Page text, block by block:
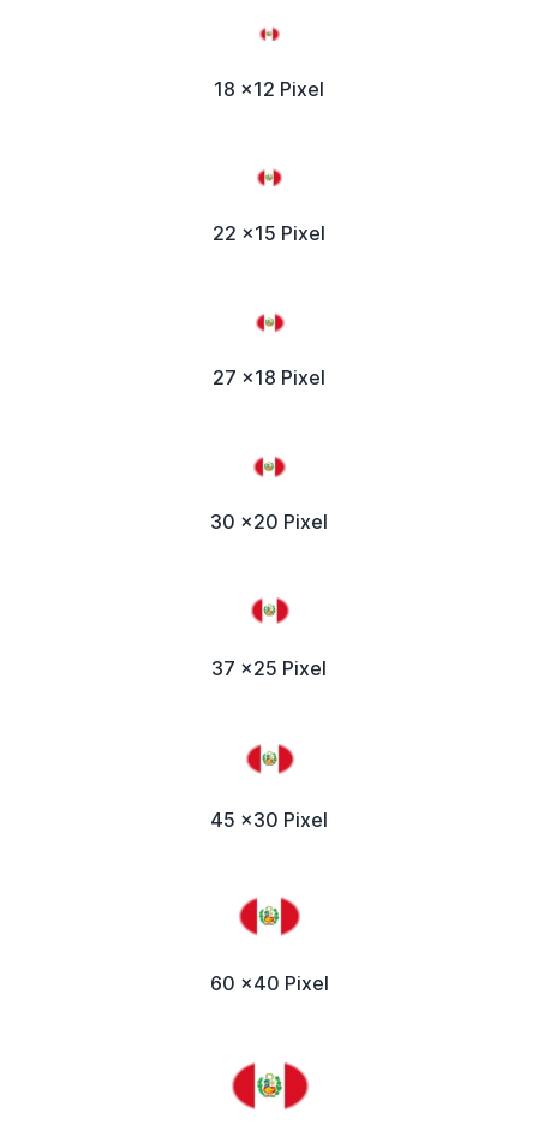
18 x12 Pixel
22 x15 Pixel
27 x18 Pixel
30 x20 Pixel
37 x25 Pixel
45 x30 Pixel
60 x40 Pixel